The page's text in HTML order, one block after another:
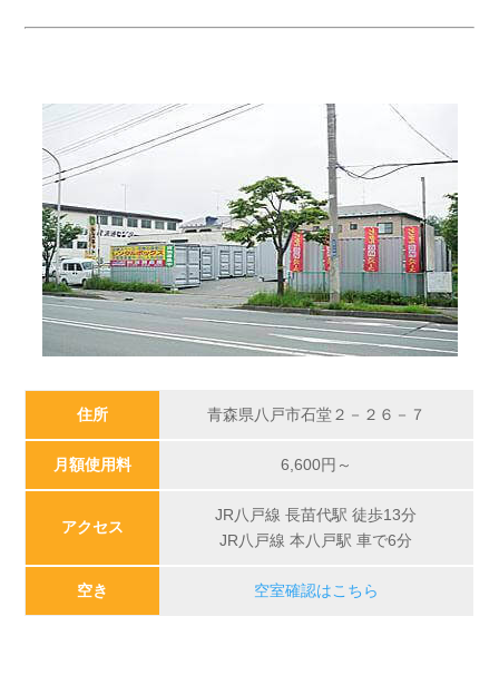
住所 青森県八戸市石堂２－２６－７
月額使用料 6,600円～
アクセス
JR八戸線 長苗代駅 徒歩13分
JR八戸線 本八戸駅 車で6分
空き 空室確認はこちら